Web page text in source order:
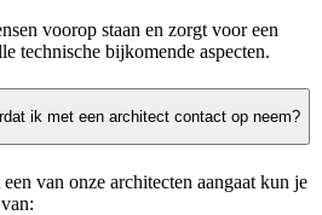
voorop staan en zorgt voor een
technische bijkomende aspecten.
ik met een architect contact op neem?
van onze architecten aangaat kun je